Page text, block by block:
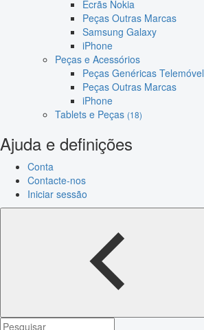
Ecrãs Nokia
Peças Outras Marcas
Samsung Galaxy
iPhone
Peças e Acessórios
Peças Genéricas Telemóvel
Peças Outras Marcas
iPhone
Tablets e Peças (18)
Ajuda e definições
Conta
Contacte-nos
Iniciar sessão